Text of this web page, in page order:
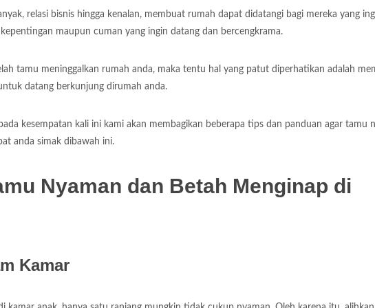
relasi bisnis hingga kenalan, membuat rumah dapat didatangi bagi mereka yang
maupun cuman yang ingin datang dan bercengkrama.
tamu meninggalkan rumah anda, maka tentu hal yang patut diperhatikan adalah
datang berkunjung dirumah anda.
kesempatan kali ini kami akan membagikan beberapa tips dan panduan agar tamu
anda simak dibawah ini.
Nyaman dan Betah Menginap di
Kamar